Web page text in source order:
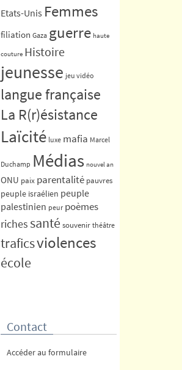
Etats-Unis Femmes
filiation Gaza guerre haute
couture Histoire
jeunesse jeu vidéo
langue française
La R(r)ésistance
Laïcité luxe mafia Marcel
Duchamp Médias nouvel an
ONU paix parentalité pauvres
peuple israélien peuple
palestinien peur poèmes
riches santé souvenir théâtre
traficsviolences
école
Contact
Accéder au formulaire